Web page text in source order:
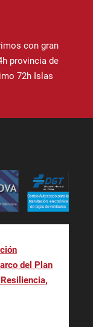
con gran
provincia de
72h Islas
del Plan